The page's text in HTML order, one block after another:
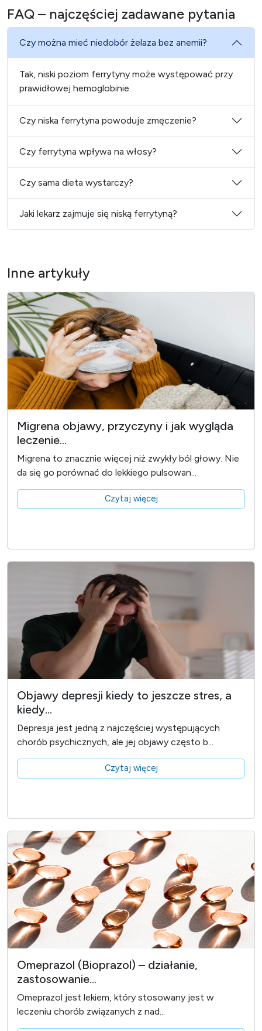
FAQ – najczęściej zadawane pytania
Czy można mieć niedobór żelaza bez anemii?
Tak, niski poziom ferrytyny może występować przy
prawidłowej hemoglobinie.
Czy niska ferrytyna powoduje zmęczenie?
Czy ferrytyna wpływa na włosy?
Czy sama dieta wystarczy?
Jaki lekarz zajmuje się niską ferrytyną?
Inne artykuły
Migrena objawy, przyczyny i jak wygląda
leczenie...
Migrena to znacznie więcej niż zwykły ból głowy. Nie
da się go porównać do lekkiego pulsowan...
Czytaj więcej
Objawy depresji kiedy to jeszcze stres, a
kiedy...
Depresja jest jedną z najczęściej występujących
chorób psychicznych, ale jej objawy często b...
Czytaj więcej
Omeprazol (Bioprazol) – działanie,
zastosowanie...
Omeprazol jest lekiem, który stosowany jest w
leczeniu chorób związanych z nad...